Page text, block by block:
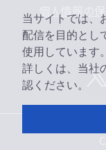
当サイトでは、
配信を目的とし
使用しています。
詳しくは、当社
認ください。
個人情報の